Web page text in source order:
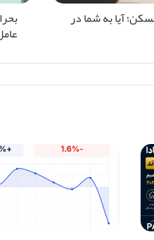
آیا به شما در